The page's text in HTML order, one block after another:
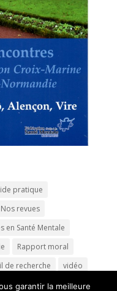
pratique
Nos revues
en Santé Mentale
Rapport moral
de recherche vidéo
garantir la meilleure